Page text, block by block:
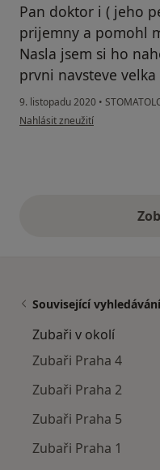
Pan doktor i ( jeho
prijemny a pomohl
Nasla jsem si ho
prvni navsteve
9. listopadu 2020 •
podle názoru uživatele M.
Nahlásit zneužití
Související vyhledávání
Zubaři v okolí
Zubaři Praha 4
Zubaři Praha 2
Zubaři Praha 5
Zubaři Praha 1